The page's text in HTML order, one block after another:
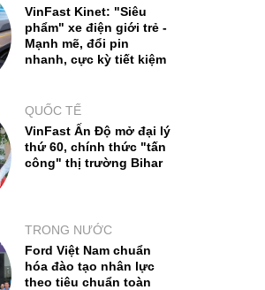
VinFast Kinet: "Siêu
phẩm" xe điện giới trẻ -
Mạnh mẽ, đổi pin
nhanh, cực kỳ tiết kiệm
QUỐC TẾ
VinFast Ấn Độ mở đại lý
thứ 60, chính thức "tấn
công" thị trường Bihar
TRONG NƯỚC
Ford Việt Nam chuẩn
hóa đào tạo nhân lực
theo tiêu chuẩn toàn